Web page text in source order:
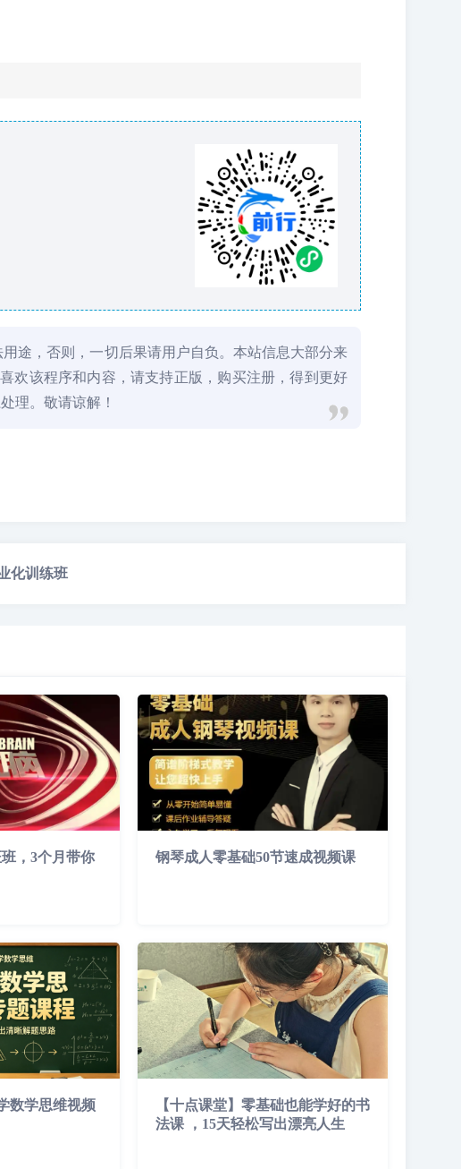
途，否则，一切后果请用户自负。本站信息大部分来
欢该程序和内容，请支持正版，购买注册，得到更好
理。敬请谅解！
化训练班
，3个月带你
钢琴成人零基础50节速成视频课
数学思维视频
【十点课堂】零基础也能学好的书
法课 ，15天轻松写出漂亮人生